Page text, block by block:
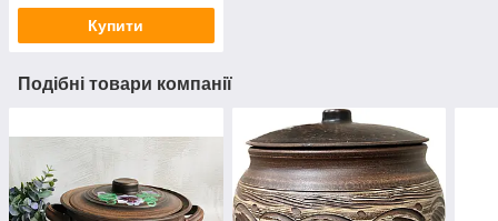
Купити
Подібні товари компанії